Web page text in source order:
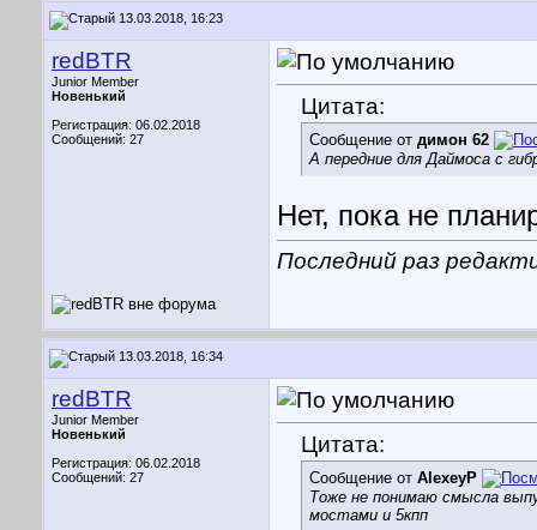
13.03.2018, 16:23
redBTR
Junior Member
Новенький
Регистрация: 06.02.2018
Сообщений: 27
Цитата:
Сообщение от димон 62
А передние для Даймоса с
Нет, пока не
Последний раз
13.03.2018, 16:34
redBTR
Junior Member
Новенький
Регистрация: 06.02.2018
Сообщений: 27
Цитата:
Сообщение от AlexeyP
Тоже не понимаю смысла
мостами и 5кпп